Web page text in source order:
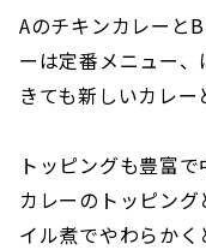
Aのチキンカレーと
ーは定番メニュー
きても新しいカレー
トッピングも豊富
カレーのトッピン
イル煮でやわらか